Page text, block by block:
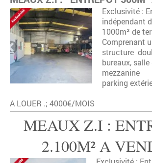
Exclusivité :
indépendant
1000m² de
Comprenant
structure
bureaux, salle
mezzanine
parking
A LOUER .; 4000€/MOIS
MEAUX Z.I :
2.100M² A